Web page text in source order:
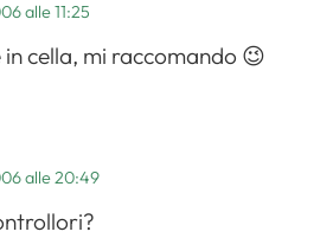
alle 11:25
cella, mi raccomando 😉
alle 20:49